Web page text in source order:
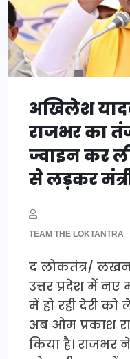
अखिलेश
राजभर का
ज्वाइन कर
से लड़कर
TEAM THE LOKTANTRA
द लोकतंत्र/
उत्तर प्रदेश में नए
में हो रही देरी
अब ओम प्रकाश
किया है।